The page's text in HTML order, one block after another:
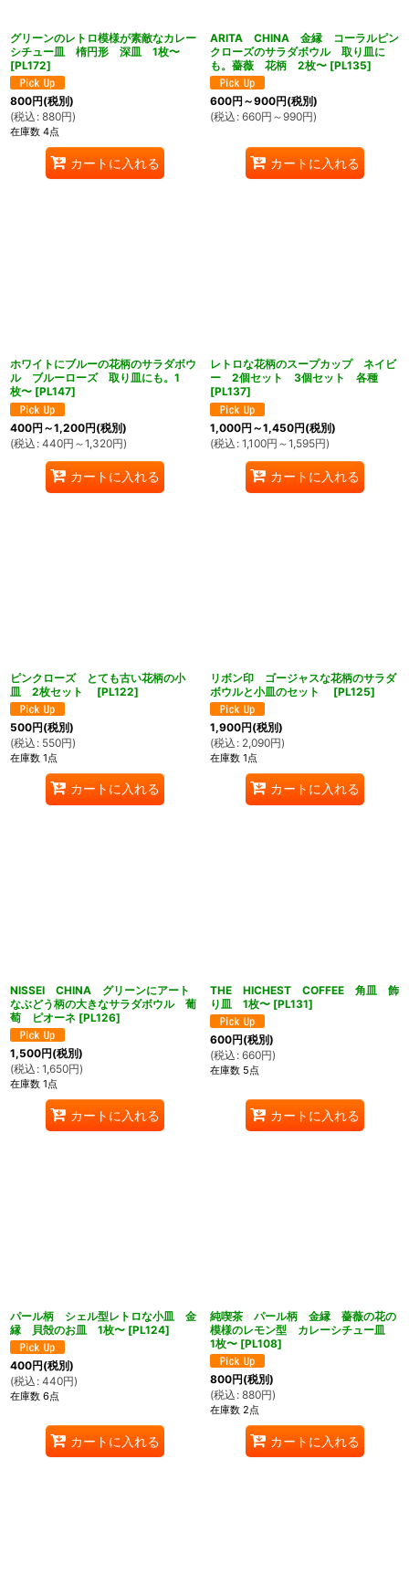
グリーンのレトロ模様が素敵なカレー
シチュー皿 楕円形 深皿 1枚〜
[PL172]
800円(税別)
(税込 : 880円)
在庫数 4点
カートに入れる
ARITA CHINA 金縁 コーラルピン
クローズのサラダボウル 取り皿に
も。薔薇 花柄 2枚〜 [PL135]
600円 ～900円(税別)
(税込 : 660円 ～990円)
カートに入れる
ホワイトにブルーの花柄のサラダボウ
ル ブルーローズ 取り皿にも。1
枚〜 [PL147]
400円 ～1,200円(税別)
(税込 : 440円 ～1,320円)
カートに入れる
レトロな花柄のスープカップ ネイビ
ー 2個セット 3個セット 各種
[PL137]
1,000円 ～1,450円(税別)
(税込 : 1,100円 ～1,595円)
カートに入れる
ピンクローズ とても古い花柄の小
皿 2枚セット
[PL122]
500円(税別)
(税込 : 550円)
在庫数 1点
カートに入れる
リボン印 ゴージャスな花柄のサラダ
ボウルと小皿のセット
[PL125]
1,900円(税別)
(税込 : 2,090円)
在庫数 1点
カートに入れる
NISSEI CHINA グリーンにアート
なぶどう柄の大きなサラダボウル 葡
萄 ピオーネ [PL126]
1,500円(税別)
(税込 : 1,650円)
在庫数 1点
カートに入れる
THE HICHEST COFFEE 角皿 飾
り皿 1枚〜 [PL131]
600円(税別)
(税込 : 660円)
在庫数 5点
カートに入れる
パール柄 シェル型レトロな小皿 金
縁 貝殻のお皿 1枚〜 [PL124]
400円(税別)
(税込 : 440円)
在庫数 6点
カートに入れる
純喫茶 パール柄 金縁 薔薇の花の
模様のレモン型 カレーシチュー皿
1枚〜 [PL108]
800円(税別)
(税込 : 880円)
在庫数 2点
カートに入れる